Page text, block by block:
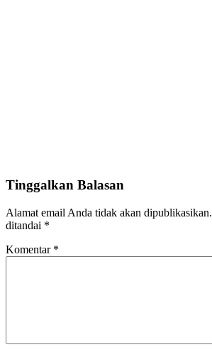
Tinggalkan Balasan
Alamat email Anda tidak akan dipublikasikan.
ditandai *
Komentar *